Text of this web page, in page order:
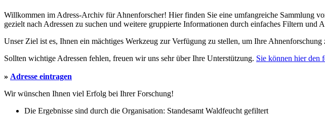
Willkommen im Adress-Archiv für Ahnenforscher! Hier finden Sie eine umfangreiche Sammlung
gezielt nach Adressen zu suchen und weitere gruppierte Informationen durch einfaches Filtern und
Unser Ziel ist es, Ihnen ein mächtiges Werkzeug zur Verfügung zu stellen, um Ihre
Sollten wichtige Adressen fehlen, freuen wir uns sehr über Ihre Unterstützung. Sie können hier den
» Adresse eintragen
Wir wünschen Ihnen viel Erfolg bei Ihrer Forschung!
Die Ergebnisse sind durch die Organisation: Standesamt Waldfeucht gefiltert